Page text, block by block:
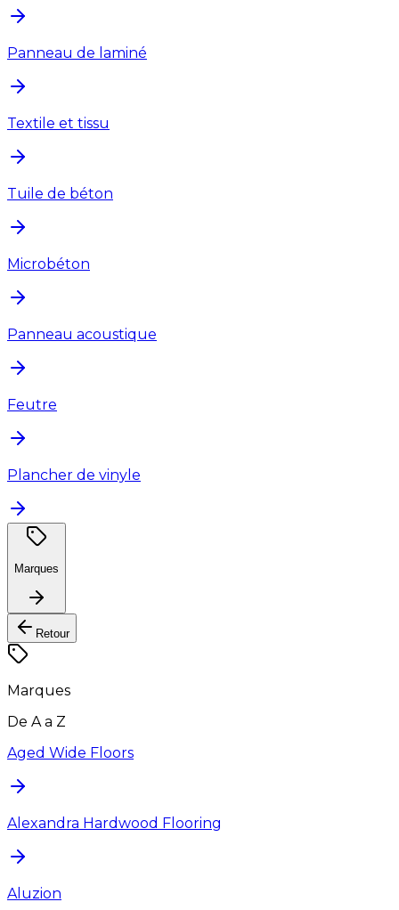
Panneau de laminé
Textile et tissu
Tuile de béton
Microbéton
Panneau acoustique
Feutre
Plancher de vinyle
Marques
Retour
Marques
De A a Z
Aged Wide Floors
Alexandra Hardwood Flooring
Aluzion